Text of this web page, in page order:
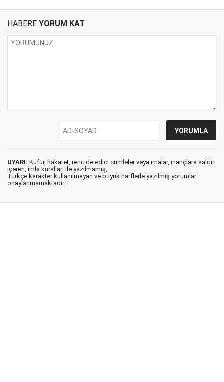
HABERE YORUM KAT
UYARI: Küfür, hakaret, rencide edici cümleler veya imalar, inançlara saldırı
içeren, imla kuralları ile yazılmamış,
Türkçe karakter kullanılmayan ve büyük harflerle yazılmış yorumlar
onaylanmamaktadır.